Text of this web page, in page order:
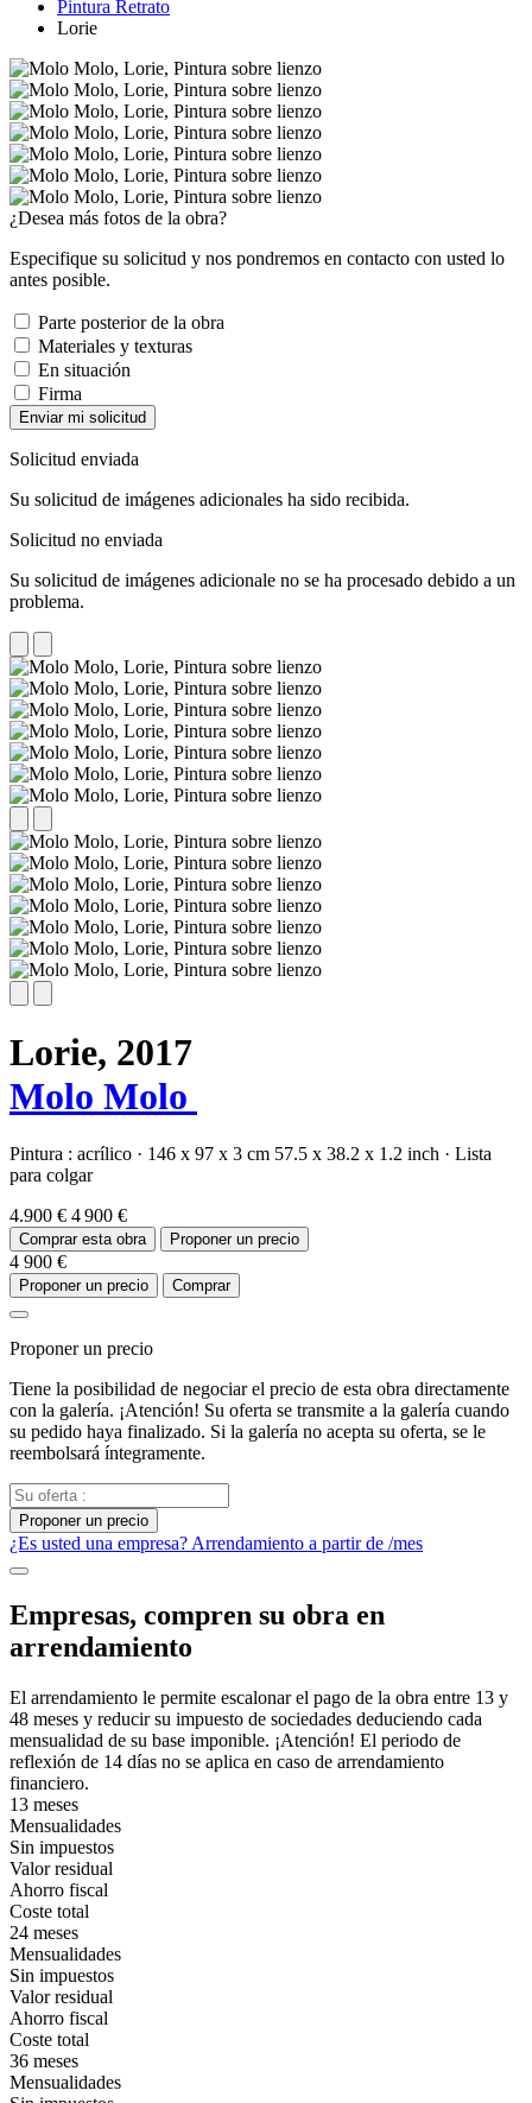
Pintura Retrato
Lorie
¿Desea más fotos de la obra?
Especifique su solicitud y nos pondremos en contacto con usted lo
antes posible.
Parte posterior de la obra
Materiales y texturas
En situación
Firma
Enviar mi solicitud
Solicitud enviada
Su solicitud de imágenes adicionales ha sido recibida.
Solicitud no enviada
Su solicitud de imágenes adicionale no se ha procesado debido a un
problema.
Lorie, 2017
Molo Molo
Pintura : acrílico · 146 x 97 x 3 cm 57.5 x 38.2 x 1.2 inch · Lista
para colgar
4.900 € 4 900 €
Comprar esta obra Proponer un precio
4 900 €
Proponer un precio Comprar
Proponer un precio
Tiene la posibilidad de negociar el precio de esta obra directamente
con la galería. ¡Atención! Su oferta se transmite a la galería cuando
su pedido haya finalizado. Si la galería no acepta su oferta, se le
reembolsará íntegramente.
Proponer un precio
¿Es usted una empresa? Arrendamiento a partir de /mes
Empresas, compren su obra en
arrendamiento
El arrendamiento le permite escalonar el pago de la obra entre 13 y
48 meses y reducir su impuesto de sociedades deduciendo cada
mensualidad de su base imponible. ¡Atención! El periodo de
reflexión de 14 días no se aplica en caso de arrendamiento
financiero.
13 meses
Mensualidades
Sin impuestos
Valor residual
Ahorro fiscal
Coste total
24 meses
Mensualidades
Sin impuestos
Valor residual
Ahorro fiscal
Coste total
36 meses
Mensualidades